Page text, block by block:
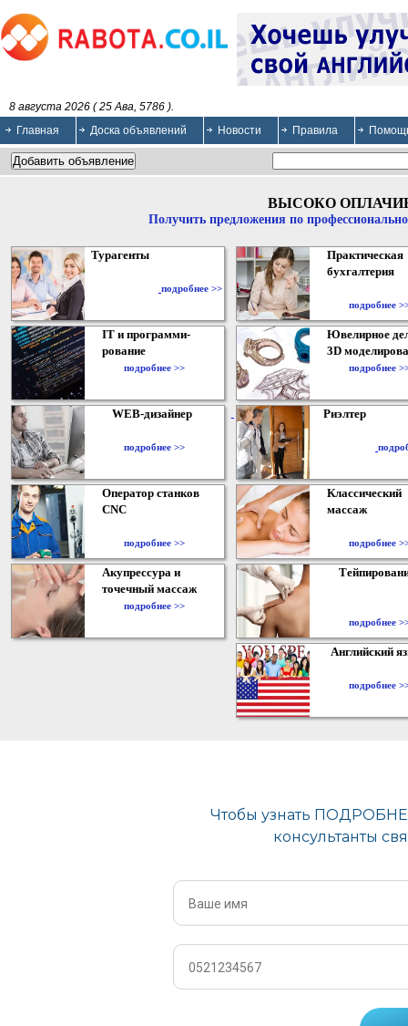
8 августа 2026 ( 25 Ава, 5786 ).
Главная
Доска объявлений Новости Правила
ВЫСОКО
Получить предложения по
Турагенты
подробнее >>
Практическая
бухгалтерия
подробнее
IT и программи-
рование
подробнее >>
Ювелирное
3D
подробнее
WEB-дизайнер
подробнее >>
Риэлтер
Оператор станков
CNC
подробнее >>
Классический
массаж
подробнее
Акупрессура и
точечный массаж
подробнее >>
подробнее
Английский
подробнее